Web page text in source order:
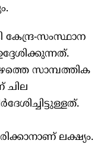
കേന്ദ്ര-സംസ്ഥാന
സാമ്പത്തിക
ചില
ലക്ഷ്യം.